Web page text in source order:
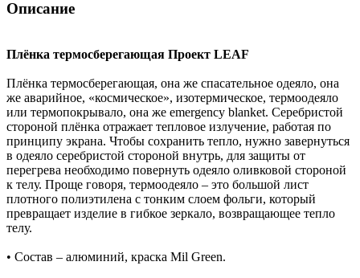
Описание
Плёнка термосберегающая Проект LEAF
Плёнка термосберегающая, она же спасательное одеяло, она
же аварийное, «космическое», изотермическое, термоодеяло
или термопокрывало, она же emergency blanket. Серебристой
стороной плёнка отражает тепловое излучение, работая по
принципу экрана. Чтобы сохранить тепло, нужно завернуться
в одеяло серебристой стороной внутрь, для защиты от
перегрева необходимо повернуть одеяло оливковой стороной
к телу. Проще говоря, термоодеяло – это большой лист
плотного полиэтилена с тонким слоем фольги, который
превращает изделие в гибкое зеркало, возвращающее тепло
телу.
• Состав – алюминий, краска Mil Green.